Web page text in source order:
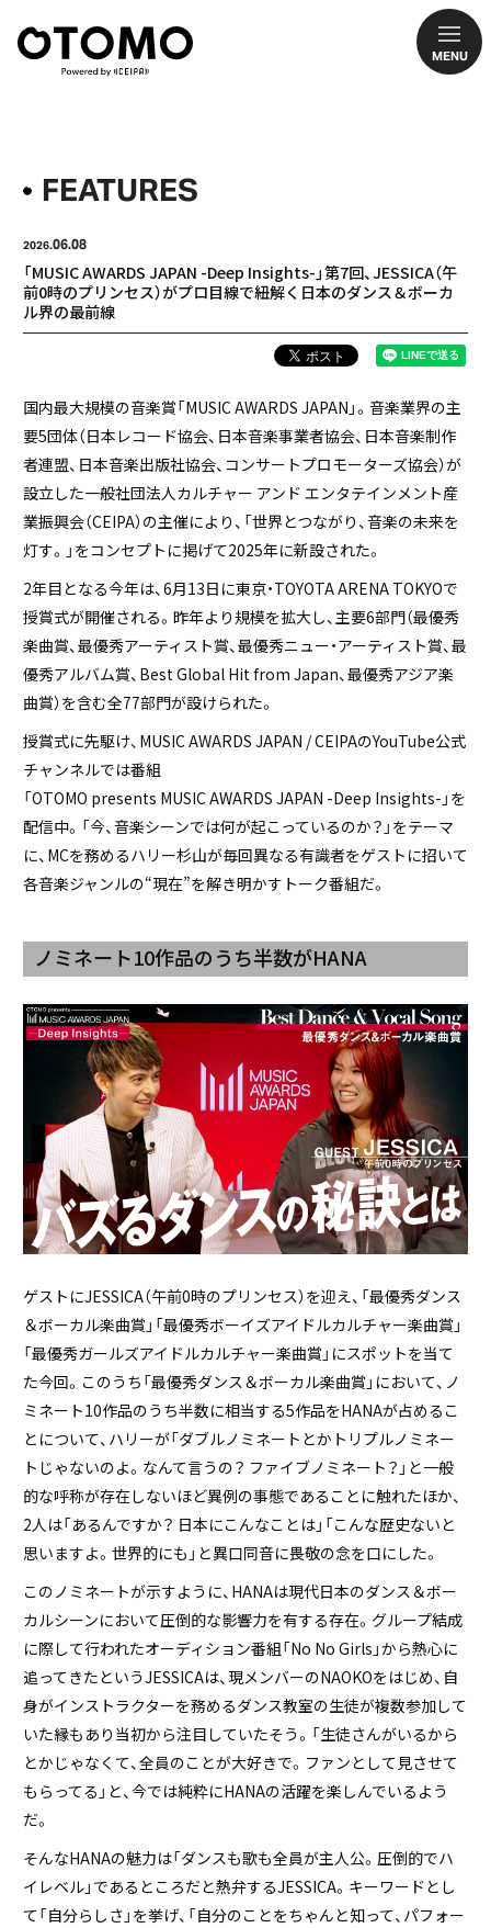
MENU
FEATURES
2026.06.08
「MUSIC AWARDS JAPAN -Deep Insights-」第7回、JESSICA（午
前0時のプリンセス）がプロ目線で紐解く日本のダンス＆ボーカ
ル界の最前線
国内最大規模の音楽賞「MUSIC AWARDS JAPAN」。音楽業界の主
要5団体（日本レコード協会、日本音楽事業者協会、日本音楽制作
者連盟、日本音楽出版社協会、コンサートプロモーターズ協会）が
設立した一般社団法人カルチャー アンド エンタテインメント産
業振興会（CEIPA）の主催により、「世界とつながり、音楽の未来を
灯す。」をコンセプトに掲げて2025年に新設された。
2年目となる今年は、6月13日に東京・TOYOTA ARENA TOKYOで
授賞式が開催される。昨年より規模を拡大し、主要6部門（最優秀
楽曲賞、最優秀アーティスト賞、最優秀ニュー・アーティスト賞、最
優秀アルバム賞、Best Global Hit from Japan、最優秀アジア楽
曲賞）を含む全77部門が設けられた。
授賞式に先駆け、MUSIC AWARDS JAPAN / CEIPAのYouTube公式
チャンネルでは番組
「OTOMO presents MUSIC AWARDS JAPAN -Deep Insights-」を
配信中。「今、音楽シーンでは何が起こっているのか？」をテーマ
に、MCを務めるハリー杉山が毎回異なる有識者をゲストに招いて
各音楽ジャンルの“現在”を解き明かすトーク番組だ。
ノミネート10作品のうち半数がHANA
ゲストにJESSICA（午前0時のプリンセス）を迎え、「最優秀ダンス
＆ボーカル楽曲賞」「最優秀ボーイズアイドルカルチャー楽曲賞」
「最優秀ガールズアイドルカルチャー楽曲賞」にスポットを当て
た今回。このうち「最優秀ダンス＆ボーカル楽曲賞」において、ノ
ミネート10作品のうち半数に相当する5作品をHANAが占めるこ
とについて、ハリーが「ダブルノミネートとかトリプルノミネー
トじゃないのよ。なんて言うの？ ファイブノミネート？」と一般
的な呼称が存在しないほど異例の事態であることに触れたほか、
2人は「あるんですか？ 日本にこんなことは」「こんな歴史ないと
思いますよ。世界的にも」と異口同音に畏敬の念を口にした。
このノミネートが示すように、HANAは現代日本のダンス＆ボー
カルシーンにおいて圧倒的な影響力を有する存在。グループ結成
に際して行われたオーディション番組「No No Girls」から熱心に
追ってきたというJESSICAは、現メンバーのNAOKOをはじめ、自
身がインストラクターを務めるダンス教室の生徒が複数参加して
いた縁もあり当初から注目していたそう。「生徒さんがいるから
とかじゃなくて、全員のことが大好きで。ファンとして見させて
もらってる」と、今では純粋にHANAの活躍を楽しんでいるよう
だ。
そんなHANAの魅力は「ダンスも歌も全員が主人公。圧倒的でハ
イレベル」であるところだと熱弁するJESSICA。キーワードとし
て「自分らしさ」を挙げ、「自分のことをちゃんと知って、パフォー